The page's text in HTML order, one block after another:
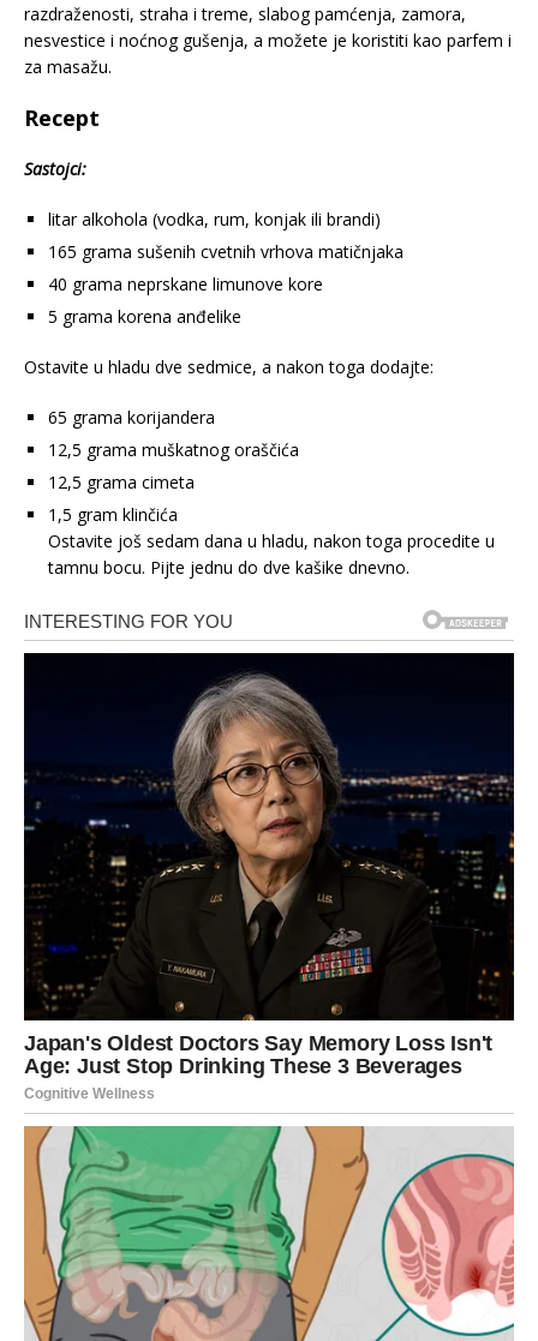
razdraženosti, straha i treme, slabog pamćenja, zamora,
nesvestice i noćnog gušenja, a možete je koristiti kao parfem i
za masažu.
Recept
Sastojci:
litar alkohola (vodka, rum, konjak ili brandi)
165 grama sušenih cvetnih vrhova matičnjaka
40 grama neprskane limunove kore
5 grama korena anđelike
Ostavite u hladu dve sedmice, a nakon toga dodajte:
65 grama korijandera
12,5 grama muškatnog oraščića
12,5 grama cimeta
1,5 gram klinčića
Ostavite još sedam dana u hladu, nakon toga procedite u
tamnu bocu. Pijte jednu do dve kašike dnevno.